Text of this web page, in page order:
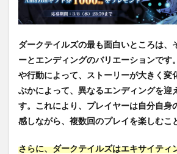
ダークテイルズの最も面白いところは、
ーとエンディングのバリエーションです
や行動によって、ストーリーが大きく変
ぶかによって、異なるエンディングを迎
す。これにより、プレイヤーは自分自身
感しながら、複数回のプレイを楽しむこ
さらに、ダークテイルズはエキサイティ